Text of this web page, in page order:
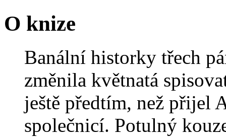
O knize
Banální historky třech
změnila květnatá
ještě předtím, než přijel
společnicí. Potulný